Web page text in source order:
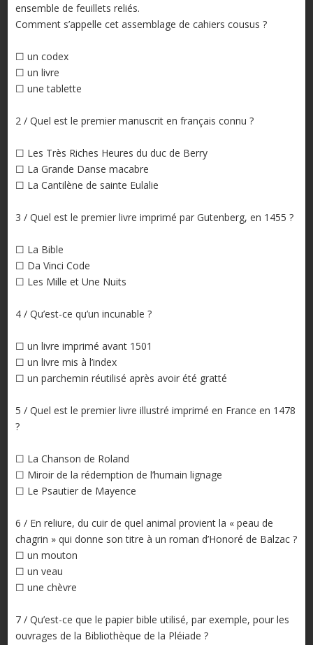
ensemble de feuillets reliés.
Comment s’appelle cet assemblage de cahiers cousus ?
☐ un codex
☐ un livre
☐ une tablette
2 / Quel est le premier manuscrit en français connu ?
☐ Les Très Riches Heures du duc de Berry
☐ La Grande Danse macabre
☐ La Cantilène de sainte Eulalie
3 / Quel est le premier livre imprimé par Gutenberg, en 1455 ?
☐ La Bible
☐ Da Vinci Code
☐ Les Mille et Une Nuits
4 / Qu’est-ce qu’un incunable ?
☐ un livre imprimé avant 1501
☐ un livre mis à l’index
☐ un parchemin réutilisé après avoir été gratté
5 / Quel est le premier livre illustré imprimé en France en 1478
?
☐ La Chanson de Roland
☐ Miroir de la rédemption de l’humain lignage
☐ Le Psautier de Mayence
6 / En reliure, du cuir de quel animal provient la « peau de
chagrin » qui donne son titre à un roman d’Honoré de Balzac ?
☐ un mouton
☐ un veau
☐ une chèvre
7 / Qu’est-ce que le papier bible utilisé, par exemple, pour les
ouvrages de la Bibliothèque de la Pléiade ?